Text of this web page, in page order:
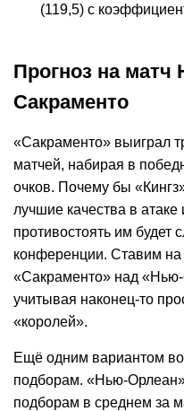
(119,5) с
Прогноз на
Сакраменто
«Сакраменто» выиграл
матчей, набирая в
очков. Почему бы
лучшие качества в атаке
противостоять им
конференции. Ставим
«Сакраменто» над
учитывая наконец-то
«королей».
Ещё одним вариантом
подборам. «Нью-
подборам в среднем за